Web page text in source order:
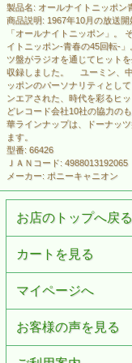
製品名: オールナイトニッポン
商品説明: 1967年10月の放送
「オールナイトニッポン」。
イトニッポン-青春の45回転-
ツ盤がラジオを通じてヒット
収録しました。 ユーミン、中
ッポンのパーソナリティとし
ンエアされた、時代を彩るヒ
どレコード会社10社の協力の
華ラインナップは、ドーナッ
ます。
型番: 66426
ＪＡＮコード: 4988013192065
メーカー: ポニーキャニオン
お店のトップへ戻る
カートを見る
マイページへ
お客様の声を見る